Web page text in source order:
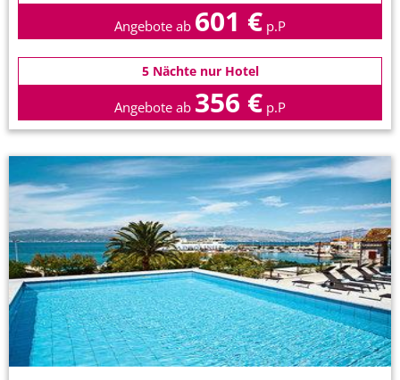
Angebote ab 601 € p.P
5 Nächte nur Hotel
Angebote ab 356 € p.P